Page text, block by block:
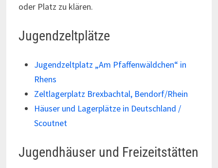
oder Platz zu klären.
Jugendzeltplätze
Jugendzeltplatz „Am Pfaffenwäldchen“ in
Rhens
Zeltlagerplatz Brexbachtal, Bendorf/Rhein
Häuser und Lagerplätze in Deutschland /
Scoutnet
Jugendhäuser und Freizeitstätten